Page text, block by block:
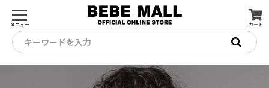
メニュー カート
キーワードを入力